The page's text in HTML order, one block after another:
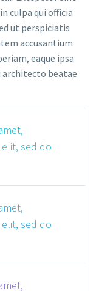
culpa qui officia
ut perspiciatis
accusantium
eaque ipsa
architecto beatae
sed do
sed do